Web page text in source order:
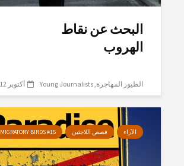
البحث عن نقاط
الهروب
الطيور المهاجرة Young Journalists أكتوبر 12, 2019
الآراء قصص اللاجئين MIGRATORY BIRDS #15